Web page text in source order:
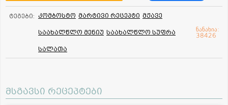
ტეგები: კომბოსტო მარტივი რეცეპტი მჟავე
საახალწლო მენიუ საახალწლო სუფრა
სალათა
ნანახია:
38426
მსგავსი რეცეპტები